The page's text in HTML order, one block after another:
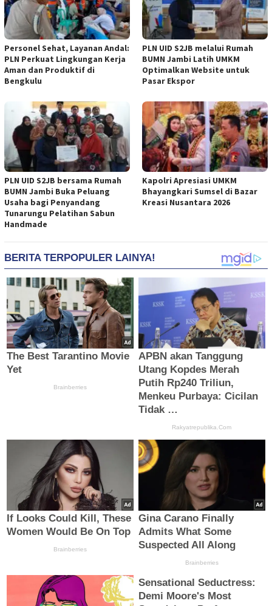
Personel Sehat, Layanan Andal:
PLN Perkuat Lingkungan Kerja
Aman dan Produktif di
Bengkulu
PLN UID S2JB melalui Rumah
BUMN Jambi Latih UMKM
Optimalkan Website untuk
Pasar Ekspor
PLN UID S2JB bersama Rumah
BUMN Jambi Buka Peluang
Usaha bagi Penyandang
Tunarungu Pelatihan Sabun
Handmade
Kapolri Apresiasi UMKM
Bhayangkari Sumsel di Bazar
Kreasi Nusantara 2026